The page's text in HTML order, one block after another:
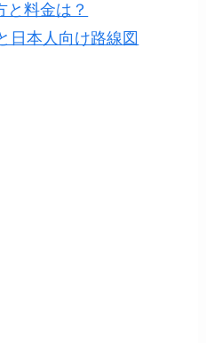
と料金は？
日本人向け路線図